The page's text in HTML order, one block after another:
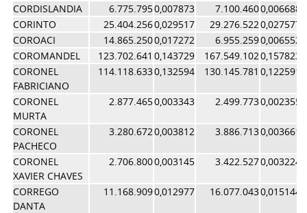
CORDISLANDIA
6.775.7950,007873 7.100.4600,006688
CORINTO
25.404.2560,029517 29.276.5220,027577
COROACI
14.865.2500,017272 6.955.2590,006552
COROMANDEL
123.702.641 0,143729 167.549.1020,157823
CORONEL
FABRICIANO
114.118.6330,132594 130.145.781 0,122591
CORONEL
MURTA
2.877.4650,003343 2.499.7730,002355
CORONEL
PACHECO
3.280.6720,003812 3.886.7130,003661
CORONEL
XAVIER CHAVES
2.706.8000,003145 3.422.5270,003224
CORREGO
DANTA
11.168.9090,012977 16.077.0430,015144